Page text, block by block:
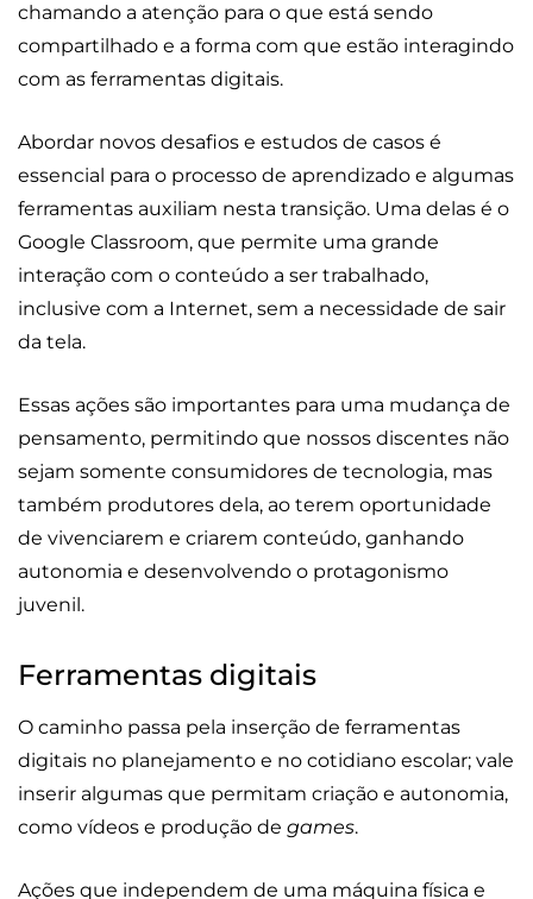
chamando a atenção para o que está sendo
compartilhado e a forma com que estão interagindo
com as ferramentas digitais.
Abordar novos desafios e estudos de casos é
essencial para o processo de aprendizado e algumas
ferramentas auxiliam nesta transição. Uma delas é o
Google Classroom, que permite uma grande
interação com o conteúdo a ser trabalhado,
inclusive com a Internet, sem a necessidade de sair
da tela.
Essas ações são importantes para uma mudança de
pensamento, permitindo que nossos discentes não
sejam somente consumidores de tecnologia, mas
também produtores dela, ao terem oportunidade
de vivenciarem e criarem conteúdo, ganhando
autonomia e desenvolvendo o protagonismo
juvenil.
Ferramentas digitais
O caminho passa pela inserção de ferramentas
digitais no planejamento e no cotidiano escolar; vale
inserir algumas que permitam criação e autonomia,
como vídeos e produção de games.
Ações que independem de uma máquina física e